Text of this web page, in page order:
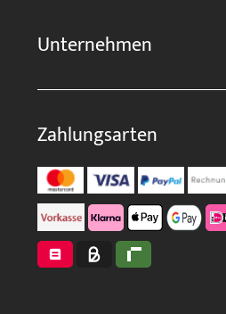
Unternehmen
Zahlungsarten